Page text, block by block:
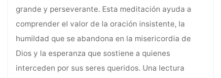
grande y perseverante. Esta meditación ayuda a
comprender el valor de la oración insistente, la
humildad que se abandona en la misericordia de
Dios y la esperanza que sostiene a quienes
interceden por sus seres queridos. Una lectura